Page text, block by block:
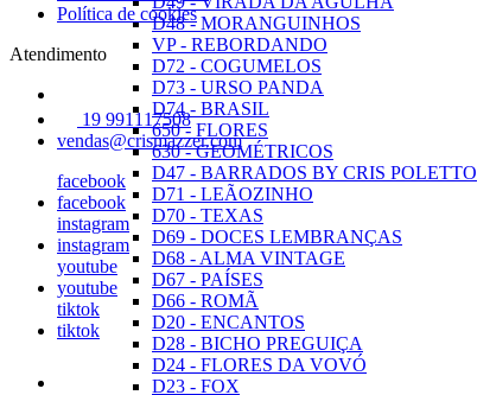
D48 - MORANGUINHOS
VP - REBORDANDO
D72 - COGUMELOS
D73 - URSO PANDA
D74 - BRASIL
650 - FLORES
630 - GEOMÉTRICOS
D47 - BARRADOS BY CRIS POLETTO
D71 - LEÃOZINHO
D70 - TEXAS
D69 - DOCES LEMBRANÇAS
D68 - ALMA VINTAGE
D67 - PAÍSES
D66 - ROMÃ
D20 - ENCANTOS
D28 - BICHO PREGUIÇA
D24 - FLORES DA VOVÓ
D23 - FOX
Política de cookies
Atendimento
19 991117508
vendas@crismazzer.com
facebook
facebook
instagram
instagram
youtube
youtube
tiktok
tiktok